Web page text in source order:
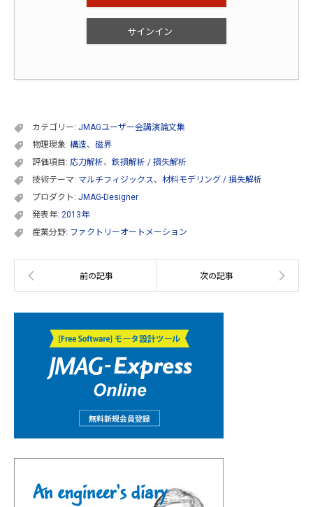
サインイン
カテゴリー: JMAGユーザー会講演論文集
物理現象: 構造、 磁界
評価項目: 応力解析、 鉄損解析 / 損失解析
技術テーマ: マルチフィジックス、 材料モデリング / 損失解析
プロダクト: JMAG-Designer
発表年: 2013年
産業分野: ファクトリーオートメーション